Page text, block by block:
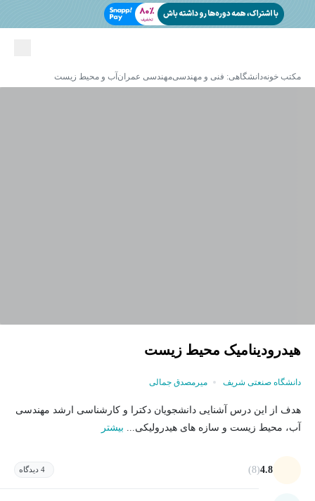
مکتب خونهدانشگاهی: فنی و مهندسیمهندسی عمران آب و محیط زیست
هیدرودینامیک محیط زیست
دانشگاه صنعتی شریف میرمصدق جمالی
هدف از اين درس آشنایی دانشجويان دكترا و كارشناسی ارشد مهندسی
آب، محيط زيست و سازه های هيدروليكی... بیشتر
4.8
(8) 4 دیدگاه